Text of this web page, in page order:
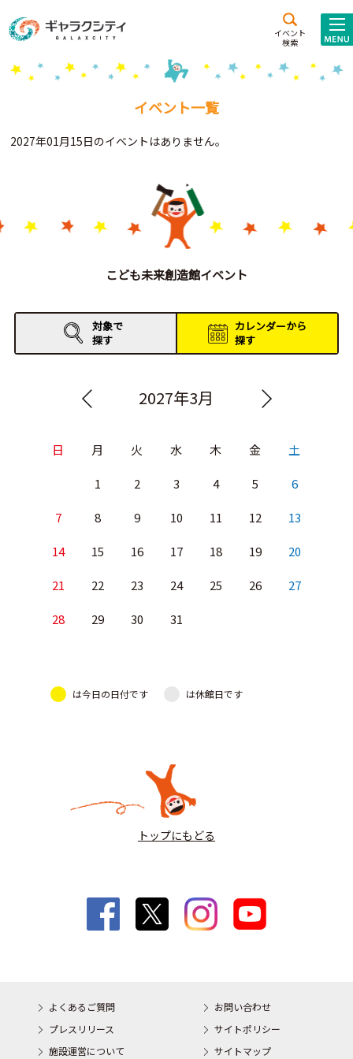
イベント
検索
施設案内
こども
西新井
施設･
Gがくえん
お知らせ
イベントレポート
イベント一覧
2027年01月15日のイベントはありません。
こども未来創造館イベント
対象で
探す
カレンダーから
探す
2027年3月
日 月 火 水 木 金 土
1 2 3 4 5 6
7 8 9 10 11 12 13
14 15 16 17 18 19 20
21 22 23 24 25 26 27
28 29 30 31
は今日の日付です は休館日です
トップにもどる
よくあるご質問
お問い合わせ
プレスリリース
サイトポリシー
施設運営について
サイトマップ